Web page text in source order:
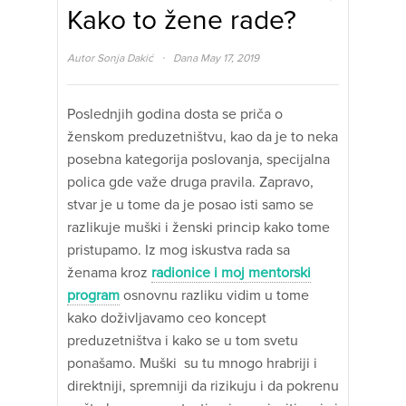
Kako to žene rade?
Autor Sonja Dakić · Dana May 17, 2019
Poslednjih godina dosta se priča o
ženskom preduzetništvu, kao da je to neka
posebna kategorija poslovanja, specijalna
polica gde važe druga pravila. Zapravo,
stvar je u tome da je posao isti samo se
razlikuje muški i ženski princip kako tome
pristupamo. Iz mog iskustva rada sa
ženama kroz radionice i moj mentorski
program osnovnu razliku vidim u tome
kako doživljavamo ceo koncept
preduzetništva i kako se u tom svetu
ponašamo. Muški su tu mnogo hrabriji i
direktniji, spremniji da rizikuju i da pokrenu